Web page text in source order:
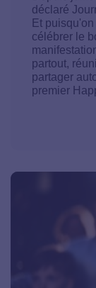
déclaré
Et
célébrer le
partout,
partager
premier